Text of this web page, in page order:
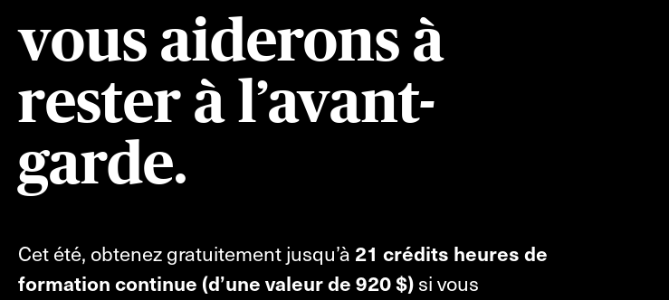
vous aiderons à
rester à l’avant-
garde.
Cet été, obtenez gratuitement jusqu’à 21 crédits heures de
formation continue (d’une valeur de 920 $) si vous